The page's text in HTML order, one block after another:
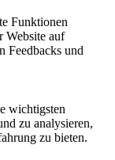
Funktionen
Website auf
Feedbacks und
wichtigsten
zu analysieren,
zu bieten.